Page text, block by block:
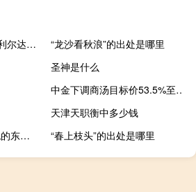
A股星闪概念盘初走弱利尔达、荣联科技跌超5%鸿泉物联、博通集成、泰凌微、润和软件、数码视讯、高鸿股份跟跌
“龙沙看秋浪”的出处是哪里
圣神是什么
中金下调商汤目标价53.5%至2港元维持跑赢行业评级
天津天职衡中多少钱
月经干净以后又有褐色的东西（月经干净后又有褐色分泌物怎么回事）
“春上枝头”的出处是哪里